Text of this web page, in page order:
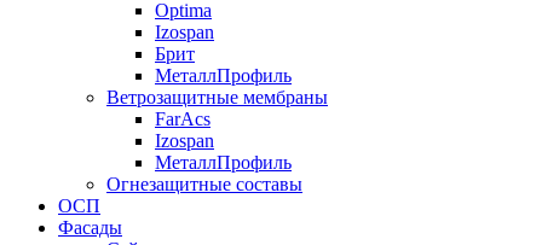
Optima
Izospan
Брит
МеталлПрофиль
Ветрозащитные мембраны
FarAcs
Izospan
МеталлПрофиль
Огнезащитные составы
ОСП
Фасады